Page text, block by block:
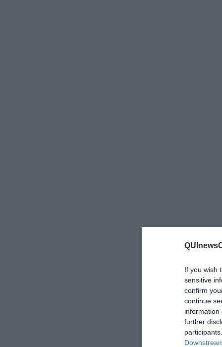
If you wish
sensitive
confirm
continue
information
further